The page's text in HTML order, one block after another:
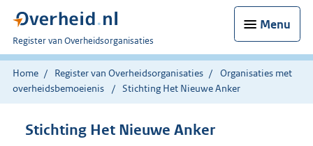
Menu
U
bent
nu
hier:
Register van Overheidsorganisaties
Home Register van Overheidsorganisaties
Organisaties met
overheidsbemoeienis
Stichting Het Nieuwe Anker
Stichting Het Nieuwe Anker